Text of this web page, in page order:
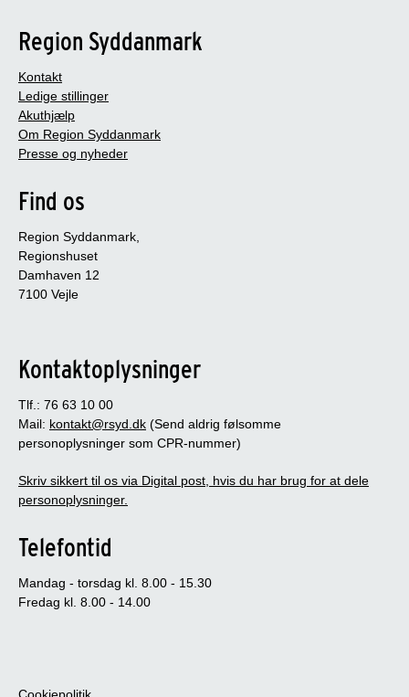
Region Syddanmark
Kontakt
Ledige stillinger
Akuthjælp
Om Region Syddanmark
Presse og nyheder
Find os
Region Syddanmark,
Regionshuset
Damhaven 12
7100 Vejle
Kontaktoplysninger
Tlf.: 76 63 10 00
Mail: kontakt@rsyd.dk (Send aldrig følsomme
personoplysninger som CPR-nummer)
Skriv sikkert til os via Digital post, hvis du har brug for at dele
personoplysninger.
Telefontid
Mandag - torsdag kl. 8.00 - 15.30
Fredag kl. 8.00 - 14.00